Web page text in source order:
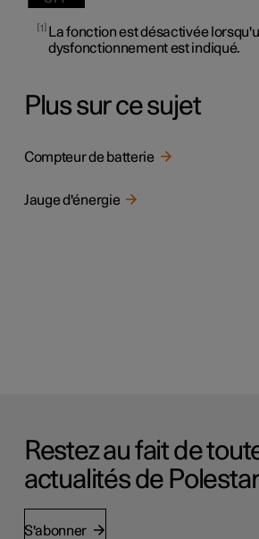
1
La fonction est désactivée
dysfonctionnement est indiqué.
Plus sur ce sujet
Compteur de batterie
Jauge d'énergie
Restez au fait de
actualités de Polestar
S'abonner